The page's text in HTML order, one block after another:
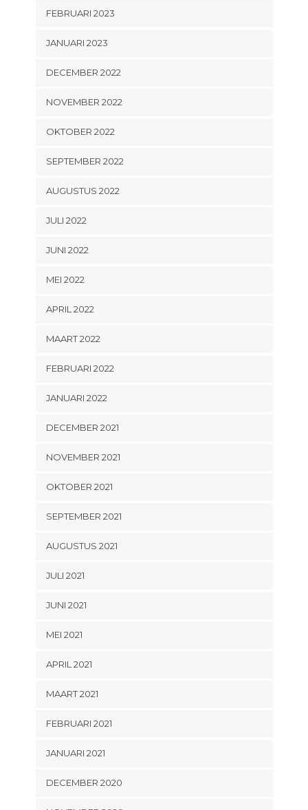
FEBRUARI 2023
JANUARI 2023
DECEMBER 2022
NOVEMBER 2022
OKTOBER 2022
SEPTEMBER 2022
AUGUSTUS 2022
JULI 2022
JUNI 2022
MEI 2022
APRIL 2022
MAART 2022
FEBRUARI 2022
JANUARI 2022
DECEMBER 2021
NOVEMBER 2021
OKTOBER 2021
SEPTEMBER 2021
AUGUSTUS 2021
JULI 2021
JUNI 2021
MEI 2021
APRIL 2021
MAART 2021
FEBRUARI 2021
JANUARI 2021
DECEMBER 2020